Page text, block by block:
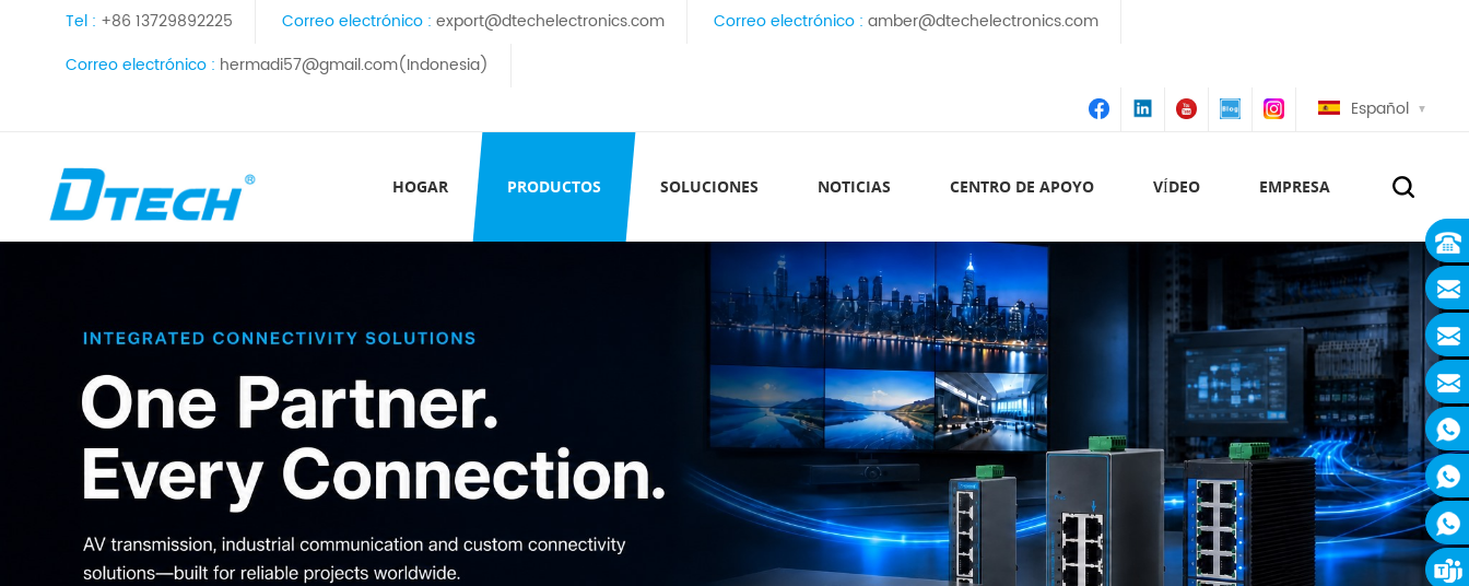
Tel : +86 13729892225 Correo electrónico : export@dtechelectronics.com Correo electrónico : amber@dtechelectronics.com
Correo electrónico : hermadi57@gmail.com(Indonesia)
Español
HOGAR PRODUCTOS SOLUCIONES NOTICIAS CENTRO DE APOYO VÍDEO EMPRESA